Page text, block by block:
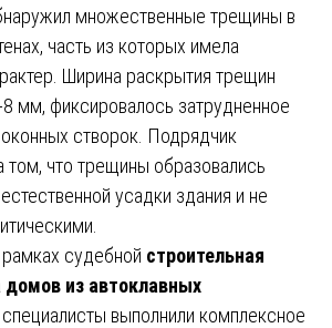
множественные трещины в
часть из которых имела
Ширина раскрытия трещин
8 мм, фиксировалось затрудненное
створок. Подрядчик
том, что трещины образовались
усадки здания и не
судебной строительная
домов из автоклавных
специалисты выполнили комплексное